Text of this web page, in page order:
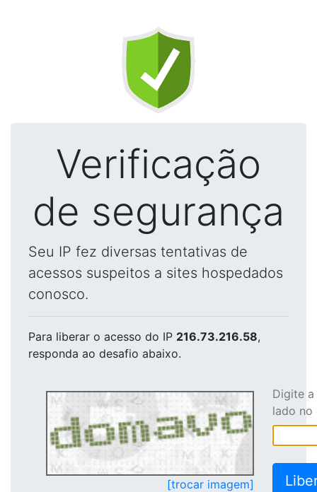
Verificação
de segurança
Seu IP fez diversas tentativas de
acessos suspeitos a sites hospedados
conosco.
Para liberar o acesso do IP 216.73.216.58,
responda ao desafio abaixo.
[trocar imagem]
Digite
lado no